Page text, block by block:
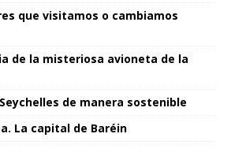
que visitamos o cambiamos
de la misteriosa avioneta de la
de manera sostenible
La capital de Baréin